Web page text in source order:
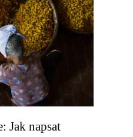
Jak napsat